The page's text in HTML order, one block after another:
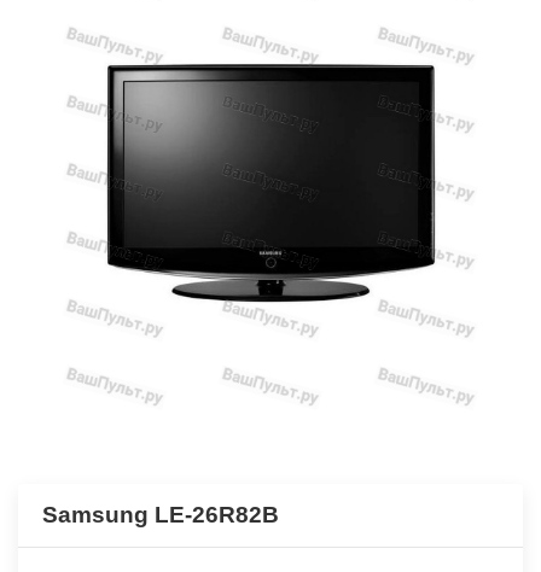
Samsung LE-26R82B